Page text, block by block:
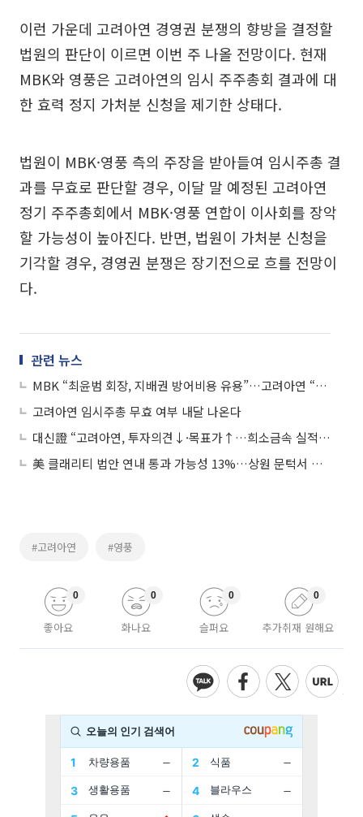
이런 가운데 고려아연 경영권 분쟁의 향방을 결정할
법원의 판단이 이르면 이번 주 나올 전망이다. 현재
MBK와 영풍은 고려아연의 임시 주주총회 결과에 대
한 효력 정지 가처분 신청을 제기한 상태다.
법원이 MBK·영풍 측의 주장을 받아들여 임시주총 결
과를 무효로 판단할 경우, 이달 말 예정된 고려아연
정기 주주총회에서 MBK·영풍 연합이 이사회를 장악
할 가능성이 높아진다. 반면, 법원이 가처분 신청을
기각할 경우, 경영권 분쟁은 장기전으로 흐를 전망이
다.
관련 뉴스
MBK “최윤범 회장, 지배권 방어비용 유용”…고려아연 “허위사실”
고려아연 임시주총 무효 여부 내달 나온다
대신證 “고려아연, 투자의견↓·목표가↑…희소금속 실적 주목”
美 클래리티 법안 연내 통과 가능성 13%…상원 문턱서 제동
#고려아연 #영풍
좋아요
0
화나요
0
슬퍼요
0
추가취재 원해요
0